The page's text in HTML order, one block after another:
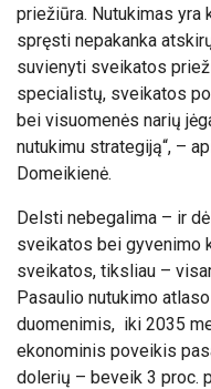
priežiūra. Nutukimas yra
spręsti nepakanka
suvienyti sveikatos
specialistų, sveikatos
bei visuomenės narių
nutukimu strategiją“, –
Domeikienė.
Delsti nebegalima – ir
sveikatos bei gyvenimo
sveikatos, tiksliau –
Pasaulio nutukimo
duomenimis, iki 2035
ekonominis poveikis
dolerių – beveik 3 proc.